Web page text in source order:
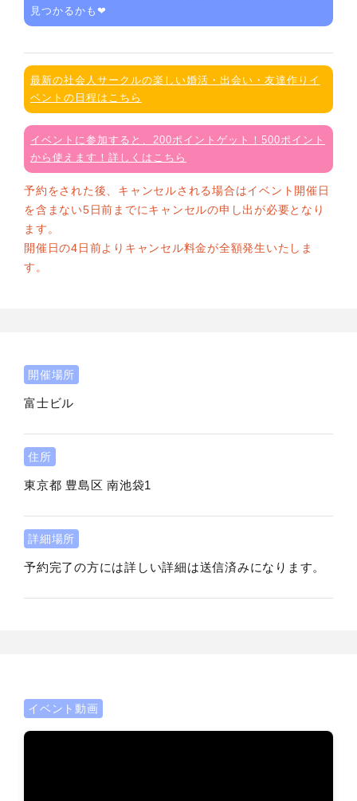
見つかるかも❤
最新の社会人サークルの楽しい婚活・出会い・友達作りイ
ベントの日程はこちら
イベントに参加すると、200ポイントゲット！500ポイント
から使えます！詳しくはこちら
予約をされた後、キャンセルされる場合はイベント開催日
を含まない5日前までにキャンセルの申し出が必要となり
ます。
開催日の4日前よりキャンセル料金が全額発生いたしま
す。
開催場所
富士ビル
住所
東京都 豊島区 南池袋1
詳細場所
予約完了の方には詳しい詳細は送信済みになります。
イベント動画